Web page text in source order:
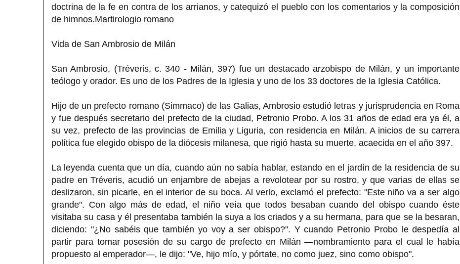
doctrina de la fe en contra de los arrianos, y catequizó el pueblo con los comentarios y la composición
de himnos.Martirologio romano
Vida de San Ambrosio de Milán
San Ambrosio, (Tréveris, c. 340 - Milán, 397) fue un destacado arzobispo de Milán, y un importante
teólogo y orador. Es uno de los Padres de la Iglesia y uno de los 33 doctores de la Iglesia Católica.
Hijo de un prefecto romano (Simmaco) de las Galias, Ambrosio estudió letras y jurisprudencia en Roma
y fue después secretario del prefecto de la ciudad, Petronio Probo. A los 31 años de edad era ya él, a
su vez, prefecto de las provincias de Emilia y Liguria, con residencia en Milán. A inicios de su carrera
política fue elegido obispo de la diócesis milanesa, que rigió hasta su muerte, acaecida en el año 397.
La leyenda cuenta que un día, cuando aún no sabía hablar, estando en el jardín de la residencia de su
padre en Tréveris, acudió un enjambre de abejas a revolotear por su rostro, y que varias de ellas se
deslizaron, sin picarle, en el interior de su boca. Al verlo, exclamó el prefecto: "Este niño va a ser algo
grande". Con algo más de edad, el niño veía que todos besaban cuando del obispo cuando éste
visitaba su casa y él presentaba también la suya a los criados y a su hermana, para que se la besaran,
diciendo: "¿No sabéis que también yo voy a ser obispo?". Y cuando Petronio Probo le despedía al
partir para tomar posesión de su cargo de prefecto en Milán —nombramiento para el cual le había
propuesto al emperador—, le dijo: "Ve, hijo mío, y pórtate, no como juez, sino como obispo".